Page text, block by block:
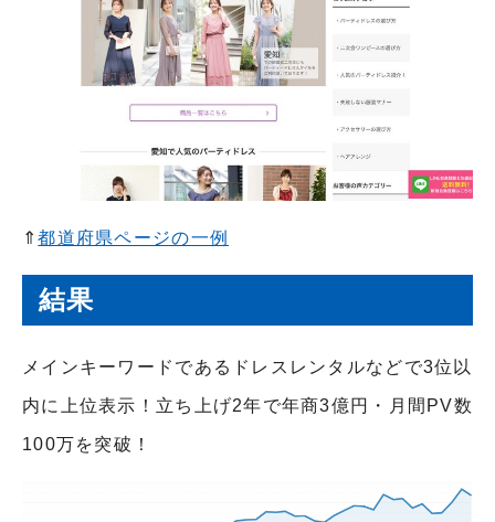
⇑都道府県ページの一例
結果
メインキーワードであるドレスレンタルなどで3位以
内に上位表示！立ち上げ2年で年商3億円・月間PV数
100万を突破！